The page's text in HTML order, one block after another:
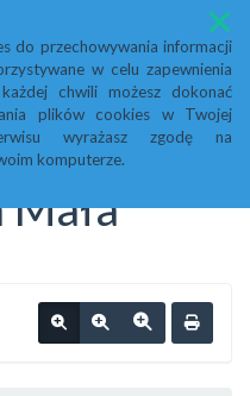
do przechowywania informacji
w celu zapewnienia
chwili możesz dokonać
plików cookies w Twojej
wyrażasz zgodę na
komputerze.
Menu
Gminy